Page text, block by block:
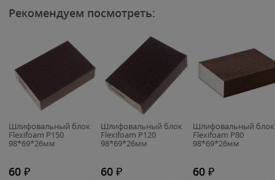
Рекомендуем посмотреть:
Шлифовальный блок
Flexifoam P150
98*69*26мм
60 ₽
Шлифовальный блок
Flexifoam P120
98*69*26мм
60 ₽
Шлифовальный блок
Flexifoam P80
98*69*26мм
60 ₽